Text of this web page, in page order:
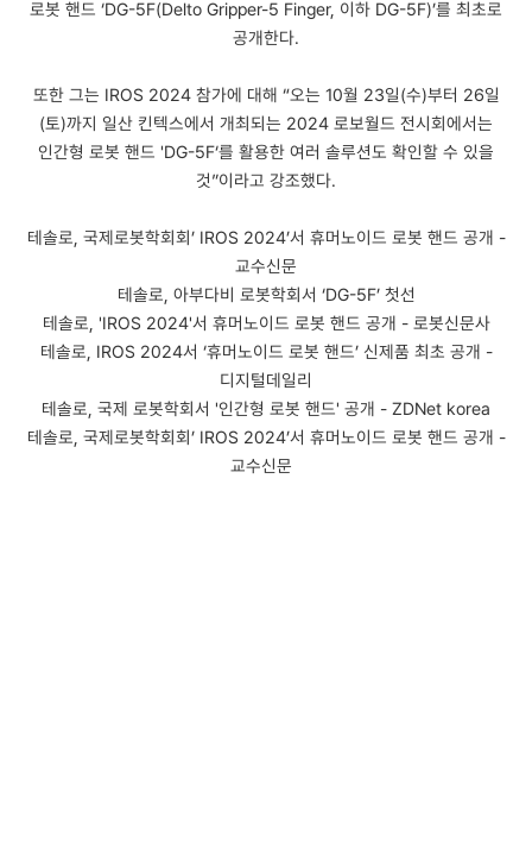
로봇 핸드 ‘DG-5F(Delto Gripper-5 Finger, 이하 DG-5F)’를 최초로
공개한다.
또한 그는 IROS 2024 참가에 대해 “오는 10월 23일(수)부터 26일
(토)까지 일산 킨텍스에서 개최되는 2024 로보월드 전시회에서는
인간형 로봇 핸드 'DG-5F‘를 활용한 여러 솔루션도 확인할 수 있을
것”이라고 강조했다.
테솔로, 국제로봇학회회’ IROS 2024’서 휴머노이드 로봇 핸드 공개 -
교수신문
테솔로, 아부다비 로봇학회서 ‘DG-5F’ 첫선
테솔로, 'IROS 2024'서 휴머노이드 로봇 핸드 공개 - 로봇신문사
테솔로, IROS 2024서 ‘휴머노이드 로봇 핸드’ 신제품 최초 공개 -
디지털데일리
테솔로, 국제 로봇학회서 '인간형 로봇 핸드' 공개 - ZDNet korea
테솔로, 국제로봇학회회’ IROS 2024’서 휴머노이드 로봇 핸드 공개 -
교수신문